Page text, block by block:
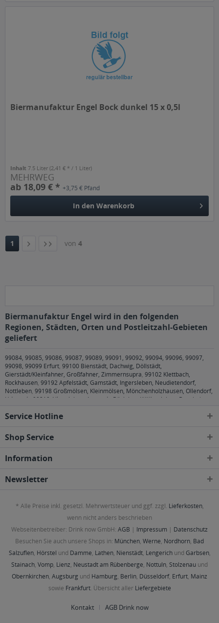
Biermanufaktur Engel Bock dunkel 15 x 0,5l
Inhalt7.5 Liter(2,41 € * / 1 Liter)
MEHRWEG
ab 18,09 € *+3,75 € Pfand
In den Warenkorb
1 von 4
Biermanufaktur Engel wird in den folgenden
Regionen, Städten, Orten und Postleitzahl-Gebieten
geliefert
99084, 99085, 99086, 99087, 99089, 99091, 99092, 99094, 99096, 99097,
99098, 99099 Erfurt, 99100 Bienstädt, Dachwig, Döllstädt,
Gierstädt/Kleinfahner, Großfahner, Zimmernsupra, 99102 Klettbach,
Rockhausen, 99192 Apfelstädt, Gamstädt, Ingersleben, Neudietendorf,
Nottleben, 99198 Großmölsen, Kleinmölsen, Mönchenholzhausen, Ollendorf,
Udestedt
99310 Alkersleben, Arnstadt, Bösleben-Wüllersleben, Dornheim,
99334 Elleben, Elxleben, Ichtershausen, Kirchheim
Niederzimmern, Nohra, Ottstedt am Berge, Utzberg
Frankendorf, Großschwabhausen, Hammerstedt, Hohlstedt, Kiliansroda,
Umpferstedt,99867 Gotha
99869 Ballstädt, Brüheim, Bufleben, Ebenheim,
Remstädt, Schwabhaus
Kleinwelsbach, Mülverstedt, Neunheilingen, Schönstedt, Sundhausen,
Service Hotline
Shop Service
Information
Newsletter
* Alle Preise inkl. gesetzl. Mehrwertsteuer und ggf. zzgl. Lieferkosten,
wenn nicht anders beschrieben
Webseitenbetreiber: Drink now GmbH: AGB | Impressum | Datenschutz
Besuchen Sie auch unsere Shops in: München, Werne, Nordhorn, Bad
Salzuflen, Hörstel und Damme, Lathen, Nienstädt, Lengerichund Garbsen,
Stainach, Vomp, Lienz, Neustadt am Rübenberge, Nottuln, Stolzenau und
Obernkirchen, Augsburg und Hamburg, Berlin, Düsseldorf, Erfurt, Mainz
sowie Frankfurt. Übersicht aller Liefergebiete
Kontakt AGB Drink now